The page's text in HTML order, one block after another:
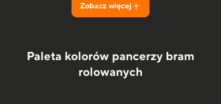
Zobacz więcej
Paleta kolorów pancerzy bram
rolowanych